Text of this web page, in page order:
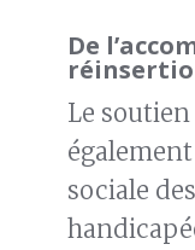
De
Le soutien
sociale